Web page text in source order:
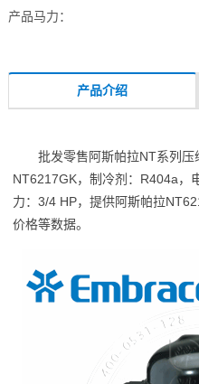
产品马力：
产品介绍
批发零售阿斯帕拉NT系列压
NT6217GK，制冷剂：R404a，
力：3/4 HP，提供阿斯帕拉
价格等数据。